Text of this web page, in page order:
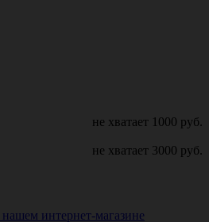
не хватает 1000 руб.
не хватает 3000 руб.
нашем интернет-магазине